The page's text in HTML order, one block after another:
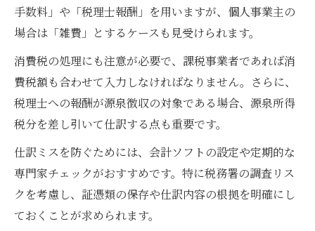
手数料」や「税理士報酬」を用いますが、個人事業主の
場合は「雑費」とするケースも見受けられます。
消費税の処理にも注意が必要で、課税事業者であれば消
費税額も合わせて入力しなければなりません。さらに、
税理士への報酬が源泉徴収の対象である場合、源泉所得
税分を差し引いて仕訳する点も重要です。
仕訳ミスを防ぐためには、会計ソフトの設定や定期的な
専門家チェックがおすすめです。特に税務署の調査リス
クを考慮し、証憑類の保存や仕訳内容の根拠を明確にし
ておくことが求められます。